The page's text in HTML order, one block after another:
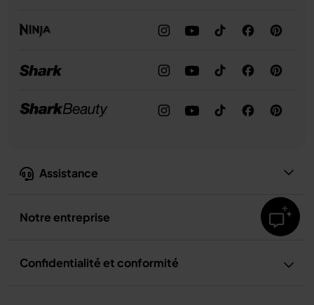
Assistance
Notre entreprise
Confidentialité et conformité